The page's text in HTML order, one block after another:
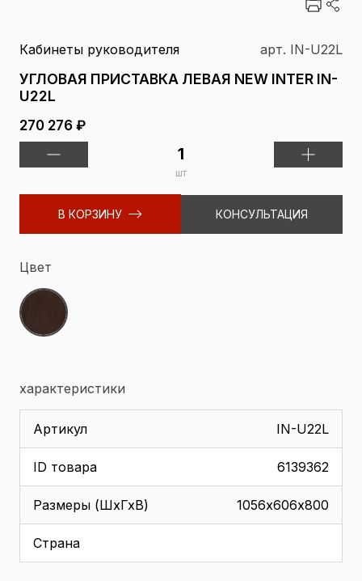
Кабинеты руководителя арт. IN-U22L
УГЛОВАЯ ПРИСТАВКА ЛЕВАЯ NEW INTER IN-
U22L
270 276 ₽
шт
В КОРЗИНУ КОНСУЛЬТАЦИЯ
Цвет
характеристики
Артикул IN-U22L
ID товара 6139362
Размеры (ШхГхВ) 1056х606х800
Страна